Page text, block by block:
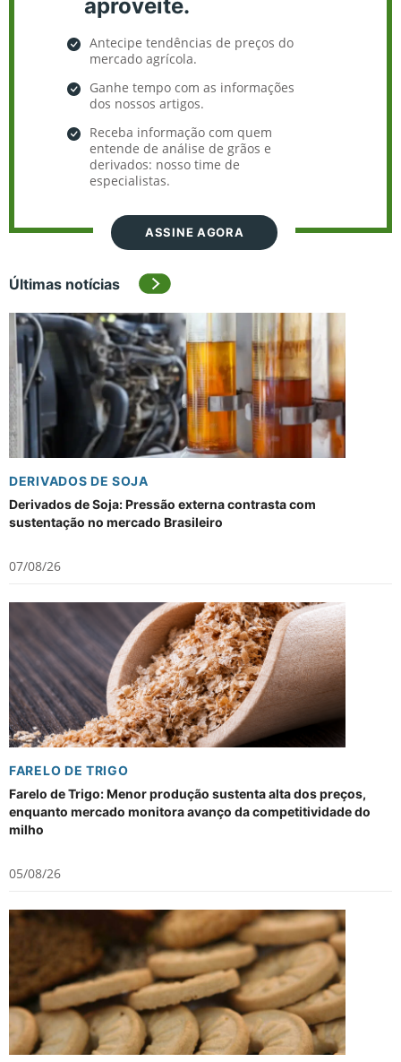
aproveite.
Antecipe tendências de preços do
mercado agrícola.
Ganhe tempo com as informações
dos nossos artigos.
Receba informação com quem
entende de análise de grãos e
derivados: nosso time de
especialistas.
ASSINE AGORA
Últimas notícias
DERIVADOS DE SOJA
Derivados de Soja: Pressão externa contrasta com
sustentação no mercado Brasileiro
07/08/26
FARELO DE TRIGO
Farelo de Trigo: Menor produção sustenta alta dos preços,
enquanto mercado monitora avanço da competitividade do
milho
05/08/26